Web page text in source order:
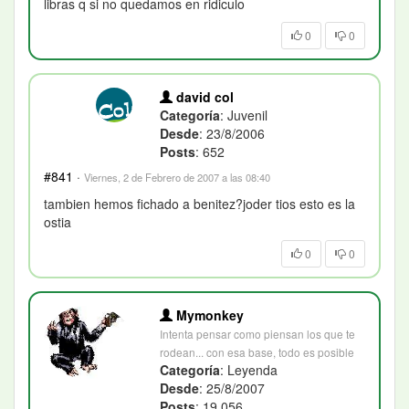
libras q si no quedamos en ridiculo
0 0
david col
Categoría: Juvenil
Desde: 23/8/2006
Posts: 652
#841 · Viernes, 2 de Febrero de 2007 a las 08:40
tambien hemos fichado a benitez?joder tios esto es la
ostia
0 0
Mymonkey
Intenta pensar como piensan los que te
rodean... con esa base, todo es posible
Categoría: Leyenda
Desde: 25/8/2007